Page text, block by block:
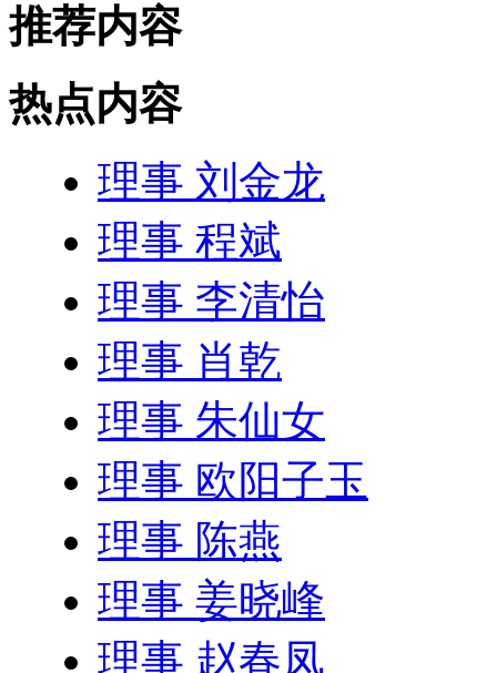
推荐内容
热点内容
理事 刘金龙
理事 程斌
理事 李清怡
理事 肖乾
理事 朱仙女
理事 欧阳子玉
理事 陈燕
理事 姜晓峰
理事 赵春凤